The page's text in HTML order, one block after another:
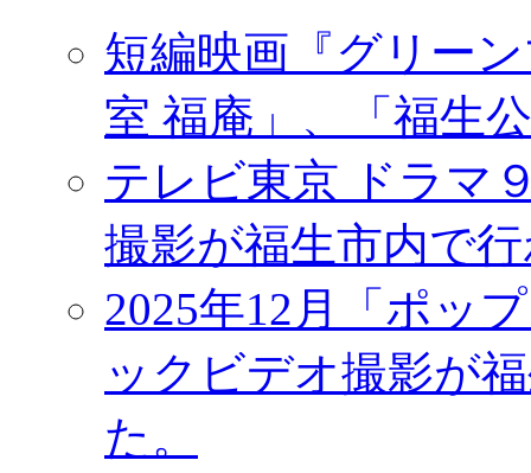
短編映画『グリー
室 福庵」、「福生
テレビ東京 ドラマ
撮影が福生市内で
2025年12月「ポッ
ックビデオ撮影が
た。